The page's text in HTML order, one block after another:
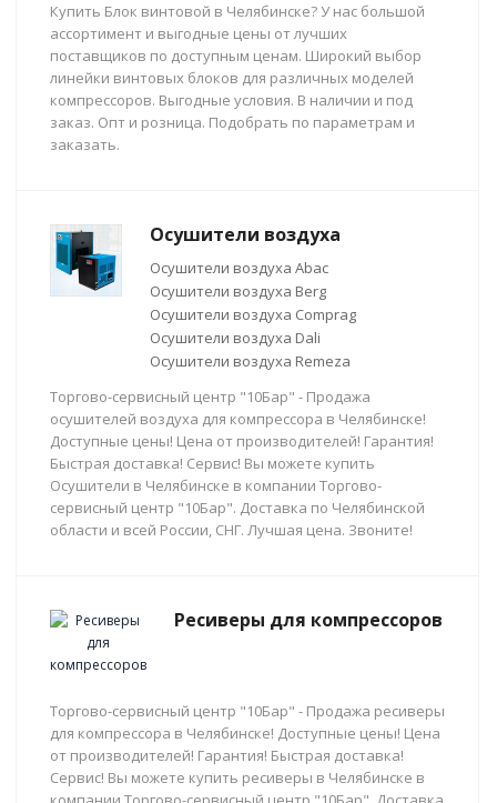
Купить Блок винтовой в Челябинске? У нас большой
ассортимент и выгодные цены от лучших
поставщиков по доступным ценам. Широкий выбор
линейки винтовых блоков для различных моделей
компрессоров. Выгодные условия. В наличии и под
заказ. Опт и розница. Подобрать по параметрам и
заказать.
Осушители воздуха
Осушители воздуха Abac
Осушители воздуха Berg
Осушители воздуха Comprag
Осушители воздуха Dali
Осушители воздуха Remeza
Торгово-сервисный центр "10Бар" - Продажа
осушителей воздуха для компрессора в Челябинске!
Доступные цены! Цена от производителей! Гарантия!
Быстрая доставка! Сервис! Вы можете купить
Осушители в Челябинске в компании Торгово-
сервисный центр "10Бар". Доставка по Челябинской
области и всей России, СНГ. Лучшая цена. Звоните!
Ресиверы для компрессоров
Торгово-сервисный центр "10Бар" - Продажа ресиверы
для компрессора в Челябинске! Доступные цены! Цена
от производителей! Гарантия! Быстрая доставка!
Сервис! Вы можете купить ресиверы в Челябинске в